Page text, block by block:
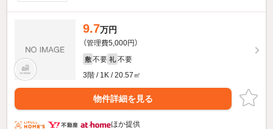
9.7万円
（管理費5,000円）
敷 不要 礼 不要
3階 / 1K / 20.57㎡
物件詳細を見る
ほか提供